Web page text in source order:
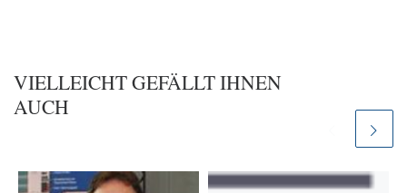
VIELLEICHT GEFÄLLT IHNEN
AUCH